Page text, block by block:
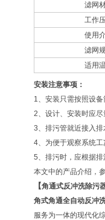
滤网
工作
使用
滤网
适用
安装注意事项：
1、安装只需按照设
2、设计、安装时应
3、排污管就近接入
4、为便于观察系统
5、排污时，应根据
本文中的产品介绍，
【角通式反冲洗除污
角式角通全自动反冲
服务为一体的现代化